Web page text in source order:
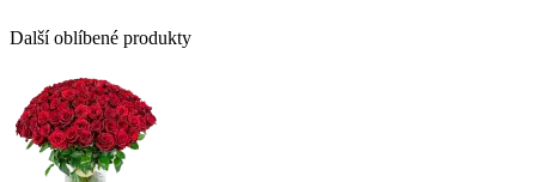
Další oblíbené produkty